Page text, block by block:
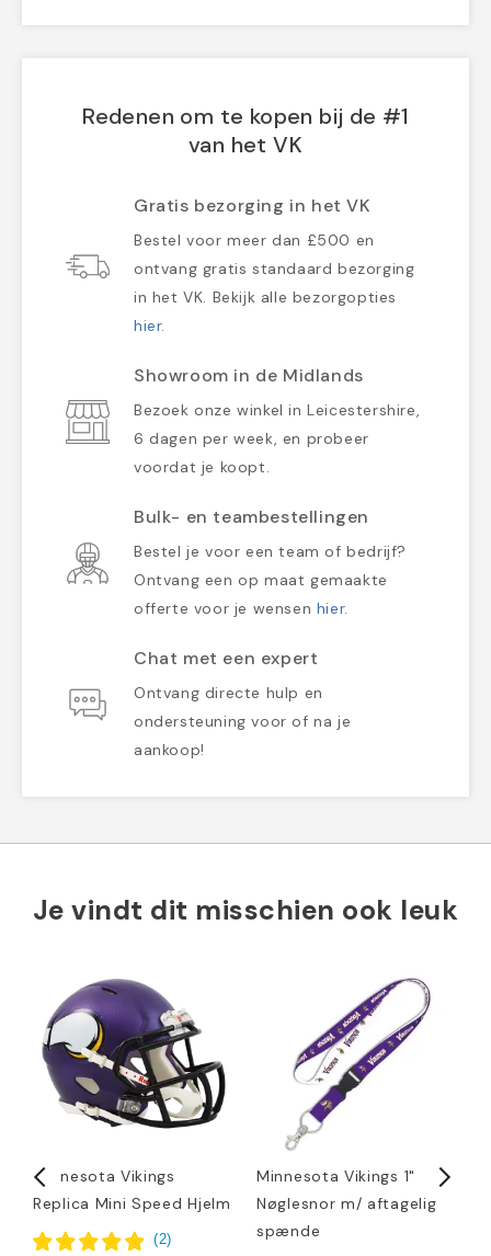
Redenen om te kopen bij de #1
van het VK
Gratis bezorging in het VK
Bestel voor meer dan £500 en
ontvang gratis standaard bezorging
in het VK. Bekijk alle bezorgopties
hier.
Showroom in de Midlands
Bezoek onze winkel in Leicestershire,
6 dagen per week, en probeer
voordat je koopt.
Bulk- en teambestellingen
Bestel je voor een team of bedrijf?
Ontvang een op maat gemaakte
offerte voor je wensen hier.
Chat met een expert
Ontvang directe hulp en
ondersteuning voor of na je
aankoop!
Je vindt dit misschien ook leuk
Minnesota Vikings
Replica Mini Speed Hjelm
(2)
Minnesota Vikings 1"
Nøglesnor m/ aftagelig
spænde